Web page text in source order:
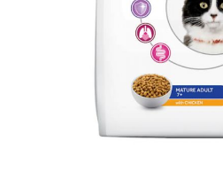
Оформление заказа